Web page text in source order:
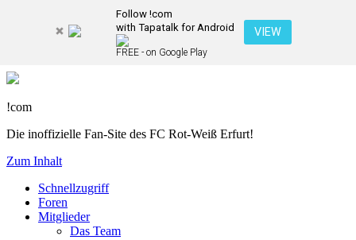
Follow !com
with Tapatalk for Android
FREE - on Google Play
VIEW
!com
Die inoffizielle Fan-Site des FC Rot-Weiß Erfurt!
Zum Inhalt
Schnellzugriff
Foren
Mitglieder
Das Team